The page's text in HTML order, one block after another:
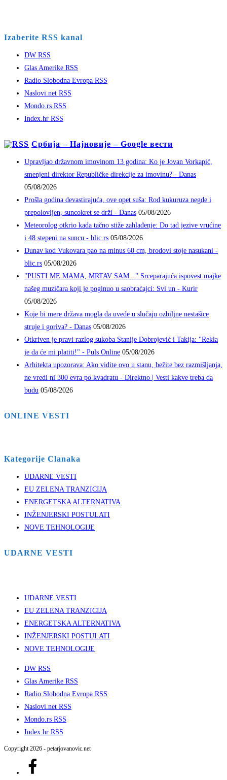
Izaberite RSS kanal
DW RSS
Glas Amerike RSS
Radio Slobodna Evropa RSS
Naslovi.net RSS
Mondo.rs RSS
Index.hr RSS
Србија – Најновије – Google вести
Upravljao državnom imovinom 13 godina: Ko je Jovan Vorkapić,
smenjeni direktor Republičke direkcije za imovinu? - Danas
05/08/2026
Prošla godina devastirajuća, ove opet suša: Rod kukuruza negde i
prepolovljen, suncokret se drži - Danas 05/08/2026
Meteorolog otkrio kada tačno stiže zahlađenje: Do tad jezive vrućine
i 48 stepeni na suncu - blic.rs 05/08/2026
Dunav kod Vukovara pao na minus 60 cm, brodovi stoje nasukani -
blic.rs 05/08/2026
"PUSTI ME MAMA, MRTAV SAM..." Srceparajuća ispovest majke
našeg muzičara koji je poginuo u saobraćajci: Svi un - Kurir
05/08/2026
Koje bi mere država mogla da uvede u slučaju ozbiljne nestašice
struje i goriva? - Danas 05/08/2026
Otkriven je pravi razlog sukoba Stanije Dobrojević i Takija: "Rekla
je da će mi platiti!" - Puls Online 05/08/2026
Arhitekta upozorava: Ako vidite ovo u stanu, bežite bez razmišljanja,
ne vredi ni 300 evra po kvadratu - Direktno | Vesti kakve treba da
budu 05/08/2026
ONLINE VESTI
Kategorije Clanaka
UDARNE VESTI
EU ZELENA TRANZICIJA
ENERGETSKA ALTERNATIVA
INŽENJERSKI POSTULATI
NOVE TEHNOLOGIJE
UDARNE VESTI
UDARNE VESTI
EU ZELENA TRANZICIJA
ENERGETSKA ALTERNATIVA
INŽENJERSKI POSTULATI
NOVE TEHNOLOGIJE
DW RSS
Glas Amerike RSS
Radio Slobodna Evropa RSS
Naslovi.net RSS
Mondo.rs RSS
Index.hr RSS
Copyright 2026 - petarjovanovic.net